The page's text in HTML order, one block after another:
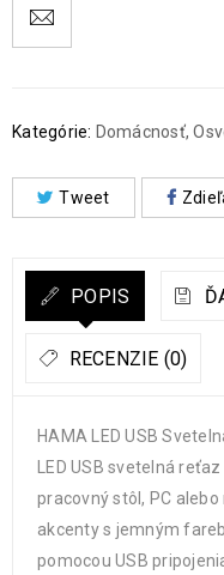
Kategórie: Domácnosť,
Tweet
POPIS
RECENZIE (0)
HAMA LED USB
LED USB svetelná
pracovný stôl, PC
akcenty s jemným
pomocou USB